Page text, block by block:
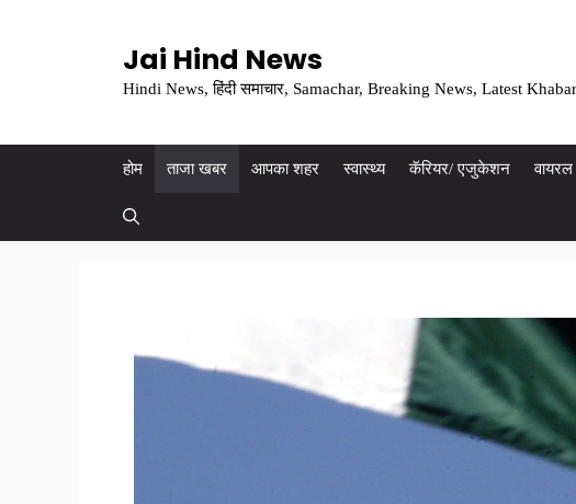
Jai Hind News
Hindi News, हिंदी समाचार, Samachar, Breaking News, Latest
होम ताजा खबर आपका शहर स्वास्थ्य कॅरियर/ एजुकेशन वायरल